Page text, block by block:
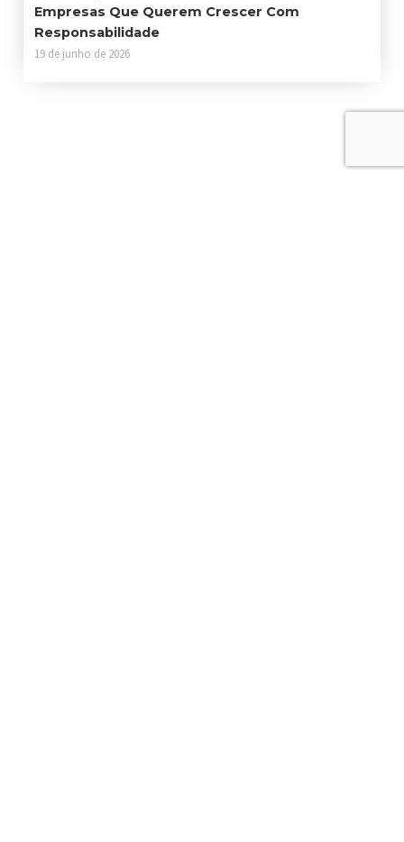
Empresas Que Querem Crescer Com
Responsabilidade
19 de junho de 2026